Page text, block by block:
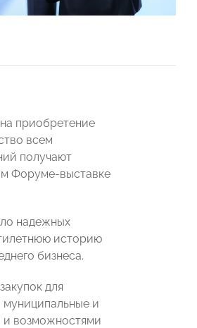
приобретение
всем
получают
Форуме-выставке
надежных
историю
бизнеса.
для
муниципальные и
и возможностями